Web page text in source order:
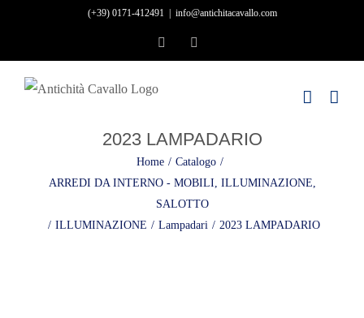
content
(+39) 0171-412491 info@antichitacavallo.com
Facebook
2023 LAMPADARIO
Home / Catalogo /
ARREDI DA INTERNO - MOBILI, ILLUMINAZIONE,
SALOTTO
/ ILLUMINAZIONE / Lampadari / 2023 LAMPADARIO